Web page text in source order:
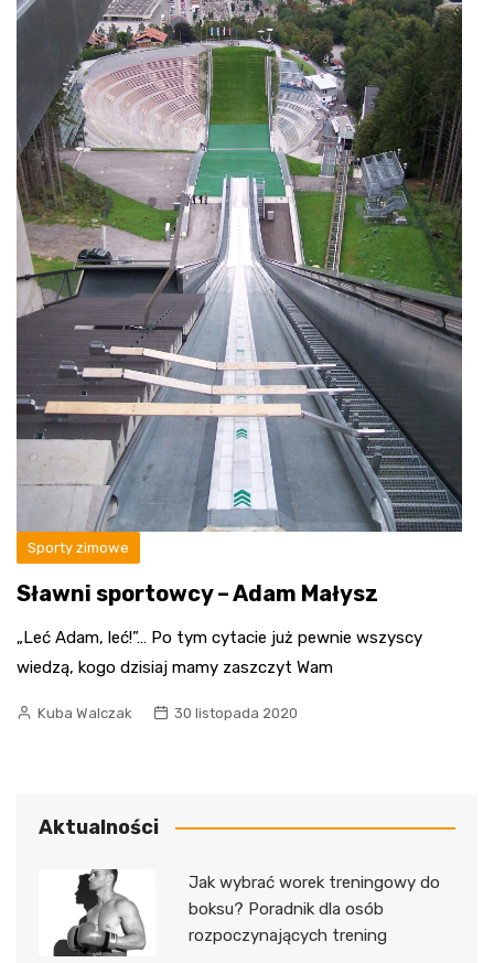
Sporty zimowe
Sławni sportowcy – Adam Małysz
„Leć Adam, leć!”… Po tym cytacie już pewnie wszyscy
wiedzą, kogo dzisiaj mamy zaszczyt Wam
Kuba Walczak 30 listopada 2020
Aktualności
Jak wybrać worek treningowy do
boksu? Poradnik dla osób
rozpoczynających trening